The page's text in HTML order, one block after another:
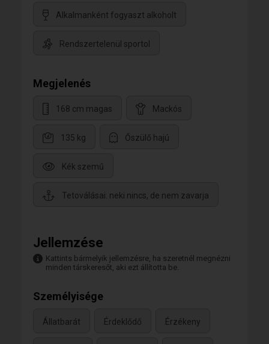
Alkalmanként fogyaszt alkoholt
Rendszertelenül sportol
Megjelenés
168 cm magas Mackós
135 kg Őszülő hajú
Kék szemű
Tetoválásai: neki nincs, de nem zavarja
Jellemzése
Kattints bármelyik jellemzésre, ha szeretnél megnézni
minden társkeresőt, aki ezt állította be.
Személyisége
Állatbarát Érdeklődő Érzékeny